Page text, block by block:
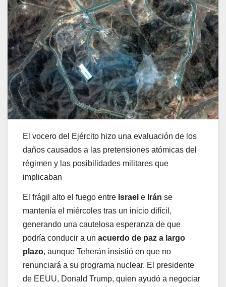
El vocero del Ejército hizo una evaluación de los
daños causados a las pretensiones atómicas del
régimen y las posibilidades militares que
implicaban
El frágil alto el fuego entre Israel e Irán se
mantenía el miércoles tras un inicio difícil,
generando una cautelosa esperanza de que
podría conducir a un acuerdo de paz a largo
plazo, aunque Teherán insistió en que no
renunciará a su programa nuclear. El presidente
de EEUU, Donald Trump, quien ayudó a negociar